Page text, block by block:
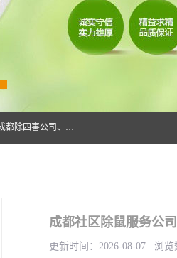
成都仁民有害生物防治服务有限公司是一家经营成都灭跳蚤公司、成都灭鼠公司、成都除虫公司、成都除四害公司、成都白蚁防治公司、成都杀虫公司等。业务覆盖：青白江、郫县、简阳、金堂、乐山、眉山、绵阳、彭州等区域。 由于我们的专业技术和服务态度得到了肯定、 目前公司已经与省内外的多个金 融企业、高端写字楼、星级酒 店、宾馆餐饮企业、学校、制造生产企业、物业小区建立了长期友好的合作关系。
成都社区除鼠服务公司
更新时间：2026-08-07 浏览